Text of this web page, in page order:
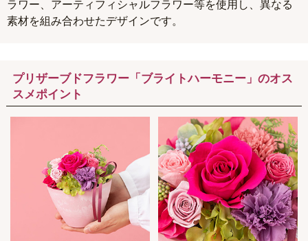
ラワー、アーティフィシャルフラワー等を使用し、異なる
素材を組み合わせたデザインです。
プリザーブドフラワー「ブライトハーモニー」のオス
スメポイント